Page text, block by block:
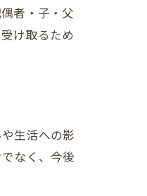
者・子・父
け取るため
生活への影
なく、今後